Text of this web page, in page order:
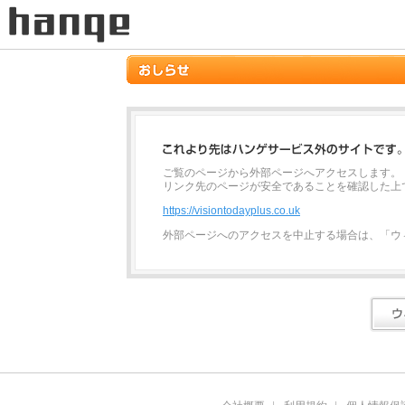
ご覧のページから外部ページへアクセスします。
リンク先のページが安全であることを確認した
https://visiontodayplus.co.uk
外部ページへのアクセスを中止する場合は、「